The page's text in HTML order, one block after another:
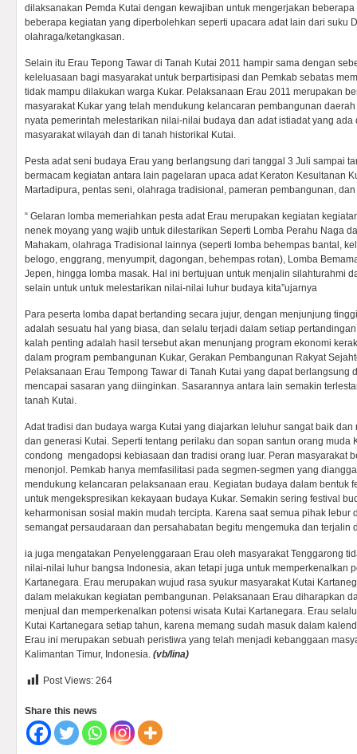
dilaksanakan Pemda Kutai dengan kewajiban untuk mengerjakan
beberapa kegiatan yang diperbolehkan seperti upacara adat lain dari suku
olahraga/ketangkasan.
Selain itu Erau Tepong Tawar di Tanah Kutai 2011 hampir sama dengan
keleluasaan bagi masyarakat untuk berpartisipasi dan Pemkab sebatas
tidak mampu dilakukan warga Kukar. Pelaksanaan Erau 2011 merupakan
masyarakat Kukar yang telah mendukung kelancaran pembangunan
nyata pemerintah melestarikan nilai-nilai budaya dan adat istiadat yang
masyarakat wilayah dan di tanah historikal Kutai.
Pesta adat seni budaya Erau yang berlangsung dari tanggal 3 Juli sampai
bermacam kegiatan antara lain pagelaran upaca adat Keraton Kesultanan
Martadipura, pentas seni, olahraga tradisional, pameran pembangunan,
“ Gelaran lomba memeriahkan pesta adat Erau merupakan kegiatan
nenek moyang yang wajib untuk dilestarikan Seperti Lomba Perahu Naga
Mahakam, olahraga Tradisional lainnya (seperti lomba behempas bantal,
belogo, enggrang, menyumpit, dagongan, behempas rotan), Lomba
Jepen, hingga lomba masak. Hal ini bertujuan untuk menjalin silahturahmi
selain untuk untuk melestarikan nilai-nilai luhur budaya kita”ujarnya
Para peserta lomba dapat bertanding secara jujur, dengan menjunjung
adalah sesuatu hal yang biasa, dan selalu terjadi dalam setiap
kalah penting adalah hasil tersebut akan menunjang program ekonomi
dalam program pembangunan Kukar, Gerakan Pembangunan Rakyat
Pelaksanaan Erau Tempong Tawar di Tanah Kutai yang dapat berlangsung
mencapai sasaran yang diinginkan. Sasarannya antara lain semakin
tanah Kutai.
Adat tradisi dan budaya warga Kutai yang diajarkan leluhur sangat baik
dan generasi Kutai. Seperti tentang perilaku dan sopan santun orang muda
condong mengadopsi kebiasaan dan tradisi orang luar. Peran masyarakat
menonjol. Pemkab hanya memfasilitasi pada segmen-segmen yang
mendukung kelancaran pelaksanaan erau. Kegiatan budaya dalam bentuk
untuk mengekspresikan kekayaan budaya Kukar. Semakin sering festival
keharmonisan sosial makin mudah tercipta. Karena saat semua pihak lebur
semangat persaudaraan dan persahabatan begitu mengemuka dan terjalin
ia juga mengatakan Penyelenggaraan Erau oleh masyarakat Tenggarong
nilai-nilai luhur bangsa Indonesia, akan tetapi juga untuk memperkenalkan
Kartanegara. Erau merupakan wujud rasa syukur masyarakat Kutai
dalam melakukan kegiatan pembangunan. Pelaksanaan Erau diharapkan
menjual dan memperkenalkan potensi wisata Kutai Kartanegara. Erau
Kutai Kartanegara setiap tahun, karena memang sudah masuk dalam
Erau ini merupakan sebuah peristiwa yang telah menjadi kebanggaan
Kalimantan Timur, Indonesia. (vb/lina)
Post Views: 264
Share this news